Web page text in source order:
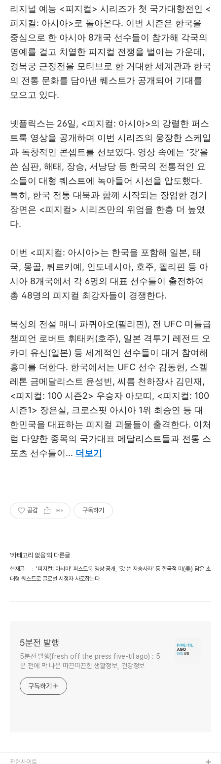
리지널 예능 <피지컬> 시리즈가 첫 국가대항전인 <
피지컬: 아시아>로 돌아온다. 이번 시즌은 한국을
중심으로 한 아시아 8개국 선수들이 참가해 각국의
명예를 걸고 치열한 피지컬 전쟁을 벌이는 가운데,
경복궁 근정전을 모티브로 한 거대한 세계관과 한국
의 전통 문화를 담아낸 퀘스트가 공개되어 기대를
모으고 있다.
넷플릭스는 26일, <피지컬: 아시아>의 강렬한 퍼스
트룩 영상을 공개하며 이번 시리즈의 웅장한 스케일
과 독창적인 콘셉트를 선보였다. 영상 속에는 ‘갓’을
쓴 심판, 해태, 장승, 서낭당 등 한국의 전통적인 요
소들이 대형 퀘스트에 녹아들어 시선을 압도했다.
특히, 한국 전통 대북과 함께 시작되는 장엄한 경기
장면은 <피지컬> 시리즈만의 위엄을 한층 더 높였
다.
이번 <피지컬: 아시아>는 한국을 포함해 일본, 태
국, 몽골, 튀르키예, 인도네시아, 호주, 필리핀 등 아
시아 8개국에서 각 6명의 대표 선수들이 출전하여
총 48명의 피지컬 최강자들이 경쟁한다.
복싱의 전설 매니 파퀴아오(필리핀), 전 UFC 미들급
챔피언 로버트 휘태커(호주), 일본 격투기 레전드 오
카미 유신(일본) 등 세계적인 선수들이 대거 참여해
흥미를 더한다. 한국에서는 UFC 선수 김동현, 스켈
레톤 금메달리스트 윤성빈, 씨름 천하장사 김민재,
<피지컬: 100 시즌2> 우승자 아모띠, <피지컬: 100
시즌1> 장은실, 크로스핏 아시아 1위 최승연 등 대
한민국을 대표하는 피지컬 괴물들이 출격한다. 이처
럼 다양한 종목의 국가대표 메달리스트들과 전통 스
포츠 선수들이... 더보기
공감 구독하기
'카테고리 없음'의 다른글
현재글
'피지컬: 아시아' 퍼스트룩 영상 공개, '갓 쓴 저승사자' 등 한국적 미(美) 담은 초
대형 퀘스트로 글로벌 시청자 사로잡는다
5분전 발행
5분전 발행(fresh off the press five-til ago) : 5
분 전에 막 나온 따끈따끈한 생활정보, 건강정보
구독하기
관련사이트